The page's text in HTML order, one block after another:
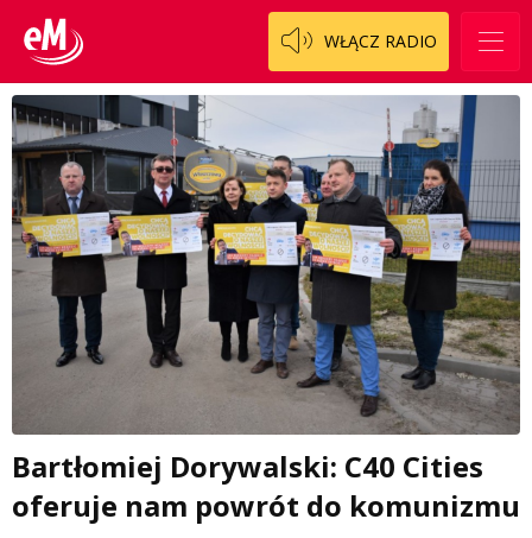
WŁĄCZ RADIO
Bartłomiej Dorywalski: C40 Cities
oferuje nam powrót do komunizmu